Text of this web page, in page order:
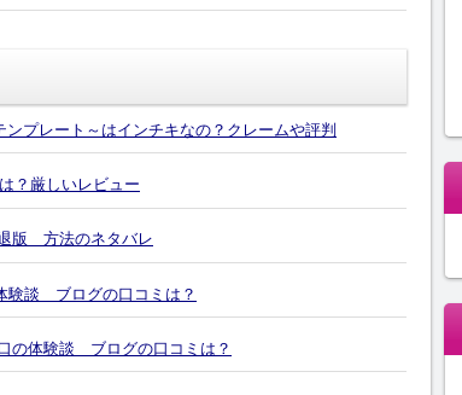
プレート～はインチキなの？クレームや評判
？厳しいレビュー
版 方法のネタバレ
験談 ブログの口コミは？
の体験談 ブログの口コミは？